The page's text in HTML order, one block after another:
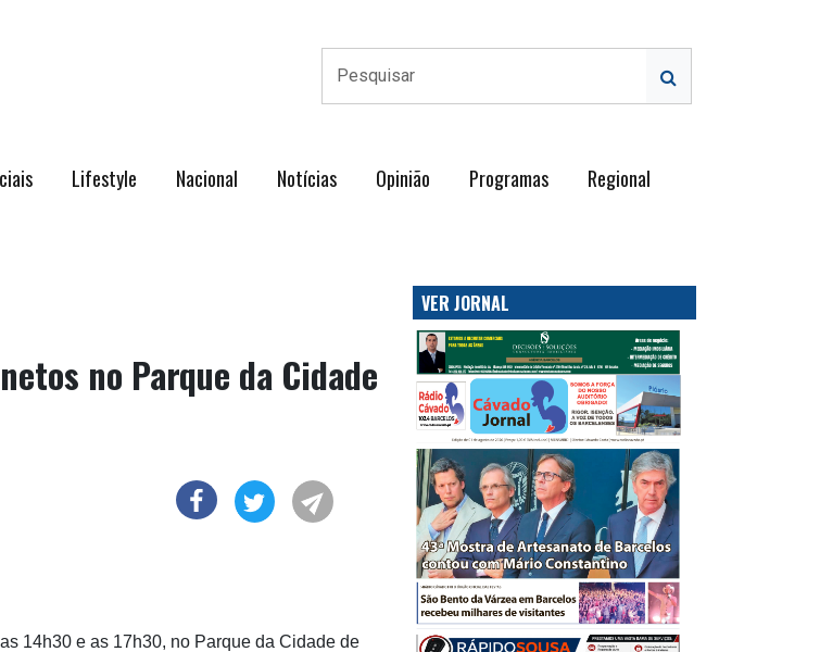
Lifestyle Nacional Notícias Opinião Programas Regional
no Parque da Cidade
14h30 e as 17h30, no Parque da Cidade de
VER JORNAL